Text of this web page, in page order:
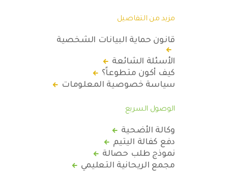
مزيد من التفاصيل
قانون حماية البيانات الشخصية
الأسئلة الشائعة
كيف أكون متطوعاً؟
سياسة خصوصية المعلومات
الوصول السريع
وكالة الأضحية
دفع كفالة اليتيم
نموذج طلب حصالة
مجمع الريحانية التعليمي